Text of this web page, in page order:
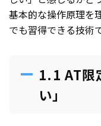
基本的な操作原理を
でも習得できる技術で
1.1 AT限
い」